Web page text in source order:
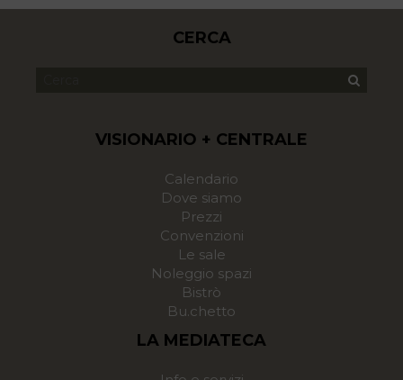
CERCA
VISIONARIO + CENTRALE
Calendario
Dove siamo
Prezzi
Convenzioni
Le sale
Noleggio spazi
Bistrò
Bu.chetto
LA MEDIATECA